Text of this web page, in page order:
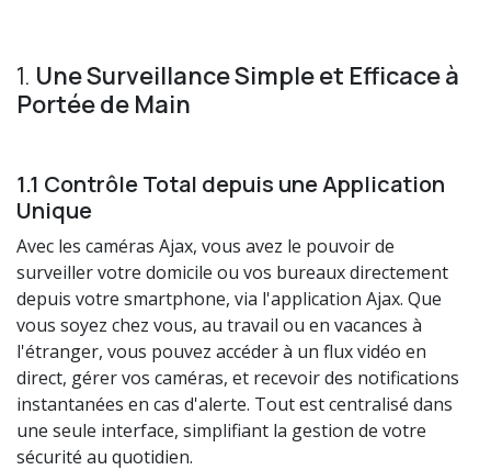
1. Une Surveillance Simple et Efficace à
Portée de Main
1.1 Contrôle Total depuis une Application
Unique
Avec les caméras Ajax, vous avez le pouvoir de
surveiller votre domicile ou vos bureaux directement
depuis votre smartphone, via l'application Ajax. Que
vous soyez chez vous, au travail ou en vacances à
l'étranger, vous pouvez accéder à un flux vidéo en
direct, gérer vos caméras, et recevoir des notifications
instantanées en cas d'alerte. Tout est centralisé dans
une seule interface, simplifiant la gestion de votre
sécurité au quotidien.